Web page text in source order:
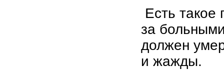
Есть такое
за
должен
и жажды.